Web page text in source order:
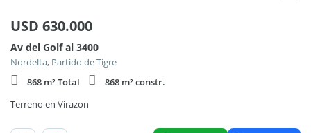
USD 630.000
Av del Golf al 3400
Nordelta, Partido de Tigre
868 m² Total
868 m² constr.
Terreno en Virazon